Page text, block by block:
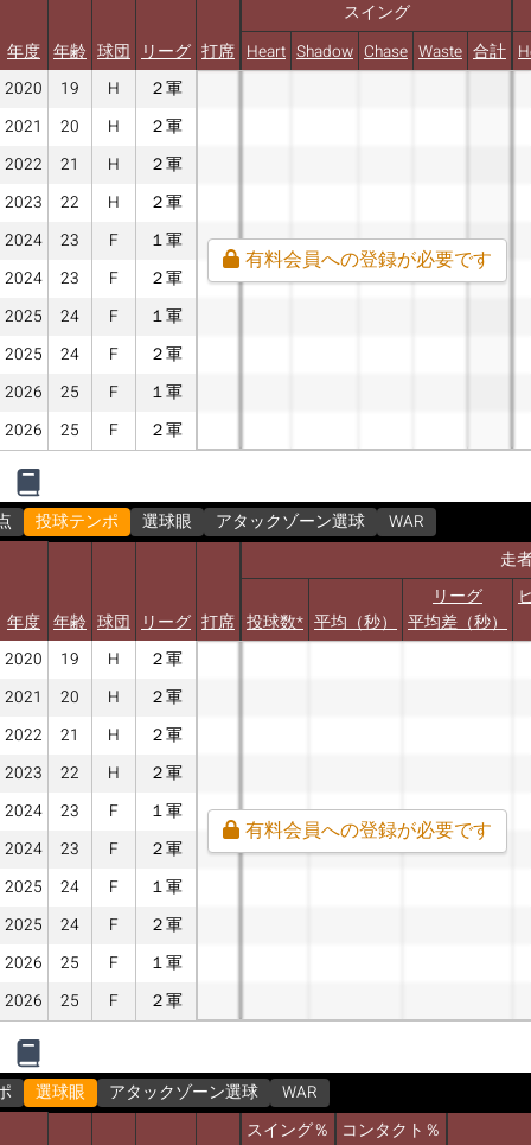
スイング
年度 年齢 球団 リーグ 打席 Heart Shadow Chase Waste 合計
2020
19 H
２軍
2021
20 H
２軍
2022
21 H
２軍
2023
22 H
２軍
2024
23 F
１軍
2024
23 F
２軍
2025
24 F
１軍
2025
24 F
２軍
2026
25 F
１軍
2026
25 F ２軍
有料会員への登録が必要です
投球テンポ 選球眼 アタックゾーン選球
WAR
走
年度 年齢 球団 リーグ 打席 投球数* 平均（秒）
リーグ
平均差（秒）
2020 19 H
２軍
2021
20 H
２軍
2022
21 H
２軍
2023
22 H
２軍
2024
23 F
１軍
2024
23 F
２軍
2025
24 F
１軍
2025
24 F
２軍
2026
25 F
１軍
2026
25 F ２軍
有料会員への登録が必要です
選球眼 アタックゾーン選球
WAR
スイング％
コンタクト％